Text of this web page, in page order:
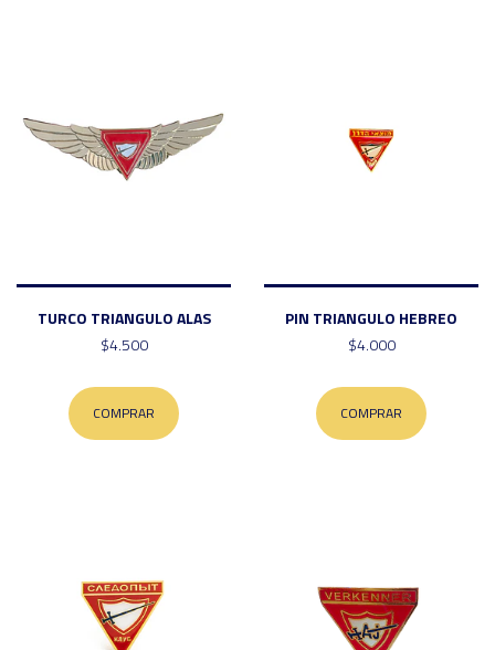
TURCO TRIANGULO ALAS
$4.500
COMPRAR
PIN TRIANGULO HEBREO
$4.000
COMPRAR